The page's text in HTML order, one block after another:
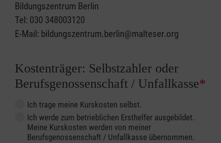
Bildungszentrum Berlin
Tel: 030 348003120
E-Mail: bildungszentrum.berlin@malteser.org
Kostenträger: Selbstzahler oder
Berufsgenossenschaft / Unfallkasse*
Ich trage meine Kurskosten selbst.
Ich werde zum betrieblichen Ersthelfer ausgebildet.
Meine Kurskosten werden von meiner
Berufsgenossenschaft / Unfallkasse übernommen.